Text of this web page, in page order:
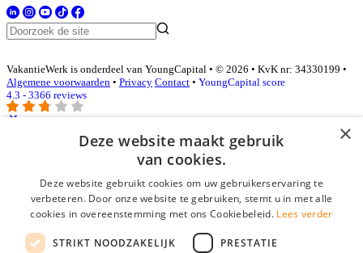
VakantieWerk is onderdeel van YoungCapital • © 2026 • KvK nr: 34330199 •
Algemene voorwaarden • Privacy Contact • YoungCapital score
4.3 - 3366 reviews
E-mail*
Wachtwoord
login gegevens onthouden
×
Deze website maakt gebruik
van cookies.
Deze website gebruikt cookies om uw gebruikerservaring te
verbeteren. Door onze website te gebruiken, stemt u in met alle
cookies in overeenstemming met ons Cookiebeleid. Lees verder
STRIKT NOODZAKELIJK PRESTATIE